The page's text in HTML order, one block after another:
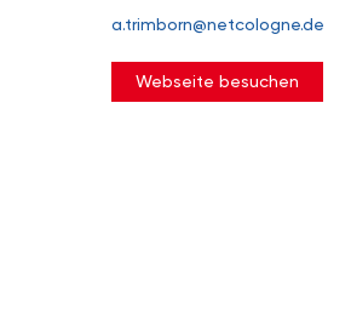
a.trimborn@netcologne.de
Webseite besuchen